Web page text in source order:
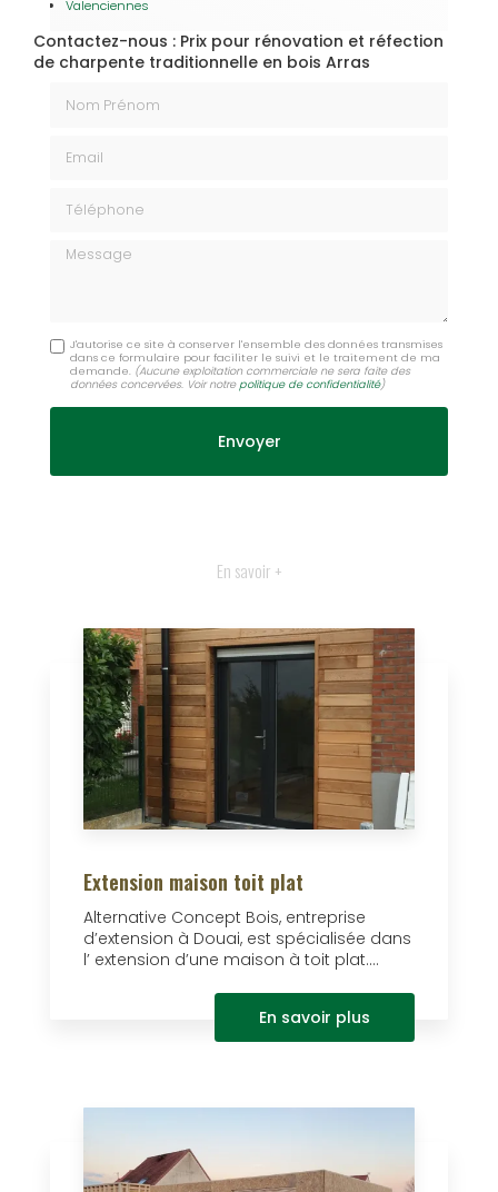
Valenciennes
Contactez-nous : Prix pour rénovation et réfection
de charpente traditionnelle en bois Arras
Message
J'autorise ce site à conserver l'ensemble des données transmises
dans ce formulaire pour faciliter le suivi et le traitement de ma
demande. (Aucune exploitation commerciale ne sera faite des
données concervées. Voir notrepolitique de confidentialité)
En savoir +
Extension maison toit plat
Alternative Concept Bois, entreprise
d’extension à Douai, est spécialisée dans
l’ extension d’une maison à toit plat....
En savoir plus